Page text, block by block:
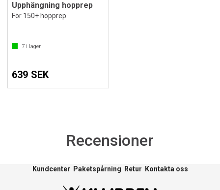
Upphängning hopprep
För 150+ hopprep
7 i lager
639 SEK
Recensioner
Kundcenter Paketspårning Retur Kontakta oss